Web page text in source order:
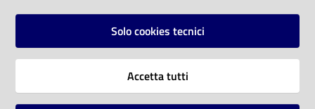
Vai alla pagina
Solo cookies tecnici
Accetta tutti